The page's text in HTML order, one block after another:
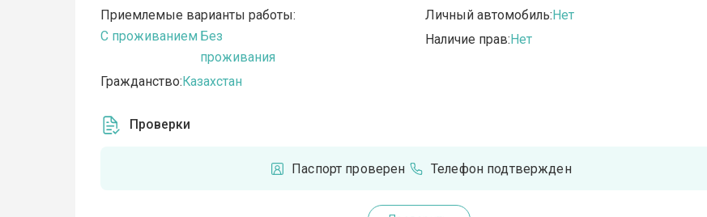
Приемлемые варианты работы:
C проживанием Без
проживания
Гражданство:Казахстан
Личный автомобиль:Нет
Наличие прав:Нет
Проверки
Паспорт проверен Телефон подтвержден